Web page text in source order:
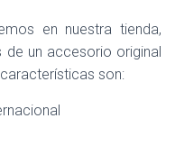
en nuestra tienda,
un accesorio original
características son: